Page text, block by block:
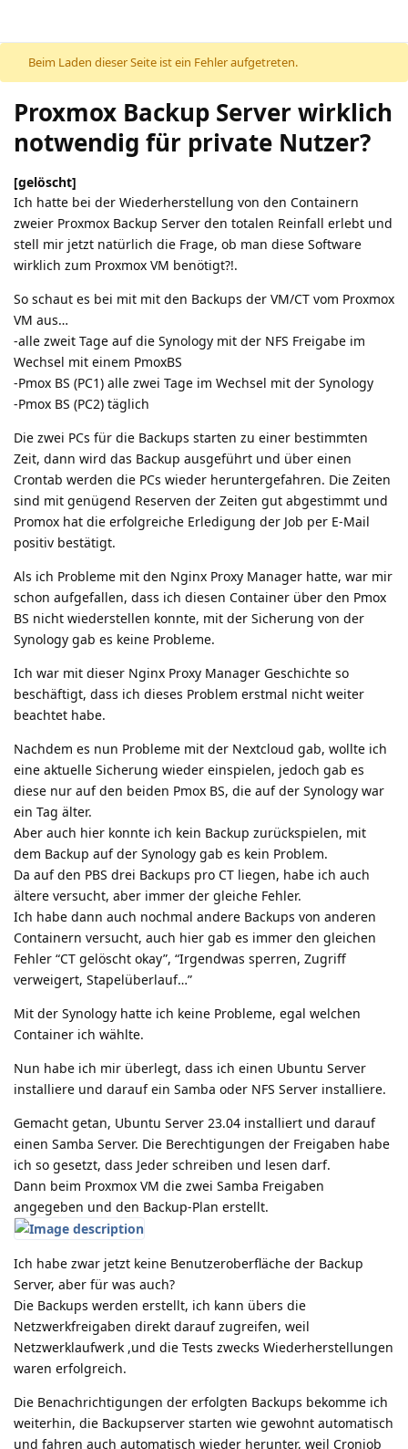
Beim Laden dieser Seite ist ein Fehler aufgetreten.
Proxmox Backup Server wirklich
notwendig für private Nutzer?
[gelöscht]
Ich hatte bei der Wiederherstellung von den Containern
zweier Proxmox Backup Server den totalen Reinfall erlebt und
stell mir jetzt natürlich die Frage, ob man diese Software
wirklich zum Proxmox VM benötigt?!.
So schaut es bei mit mit den Backups der VM/CT vom Proxmox
VM aus…
-alle zweit Tage auf die Synology mit der NFS Freigabe im
Wechsel mit einem PmoxBS
-Pmox BS (PC1) alle zwei Tage im Wechsel mit der Synology
-Pmox BS (PC2) täglich
Die zwei PCs für die Backups starten zu einer bestimmten
Zeit, dann wird das Backup ausgeführt und über einen
Crontab werden die PCs wieder heruntergefahren. Die Zeiten
sind mit genügend Reserven der Zeiten gut abgestimmt und
Promox hat die erfolgreiche Erledigung der Job per E-Mail
positiv bestätigt.
Als ich Probleme mit den Nginx Proxy Manager hatte, war mir
schon aufgefallen, dass ich diesen Container über den Pmox
BS nicht wiederstellen konnte, mit der Sicherung von der
Synology gab es keine Probleme.
Ich war mit dieser Nginx Proxy Manager Geschichte so
beschäftigt, dass ich dieses Problem erstmal nicht weiter
beachtet habe.
Nachdem es nun Probleme mit der Nextcloud gab, wollte ich
eine aktuelle Sicherung wieder einspielen, jedoch gab es
diese nur auf den beiden Pmox BS, die auf der Synology war
ein Tag älter.
Aber auch hier konnte ich kein Backup zurückspielen, mit
dem Backup auf der Synology gab es kein Problem.
Da auf den PBS drei Backups pro CT liegen, habe ich auch
ältere versucht, aber immer der gleiche Fehler.
Ich habe dann auch nochmal andere Backups von anderen
Containern versucht, auch hier gab es immer den gleichen
Fehler “CT gelöscht okay”, “Irgendwas sperren, Zugriff
verweigert, Stapelüberlauf…”
Mit der Synology hatte ich keine Probleme, egal welchen
Container ich wählte.
Nun habe ich mir überlegt, dass ich einen Ubuntu Server
installiere und darauf ein Samba oder NFS Server installiere.
Gemacht getan, Ubuntu Server 23.04 installiert und darauf
einen Samba Server. Die Berechtigungen der Freigaben habe
ich so gesetzt, dass Jeder schreiben und lesen darf.
Dann beim Proxmox VM die zwei Samba Freigaben
angegeben und den Backup-Plan erstellt.
Ich habe zwar jetzt keine Benutzeroberfläche der Backup
Server, aber für was auch?
Die Backups werden erstellt, ich kann übers die
Netzwerkfreigaben direkt darauf zugreifen, weil
Netzwerklaufwerk ,und die Tests zwecks Wiederherstellungen
waren erfolgreich.
Die Benachrichtigungen der erfolgten Backups bekomme ich
weiterhin, die Backupserver starten wie gewohnt automatisch
und fahren auch automatisch wieder herunter, weil Cronjob